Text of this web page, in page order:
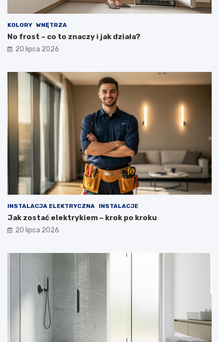
KOLORY WNĘTRZA
No frost – co to znaczy i jak działa?
20 lipca 2026
INSTALACJA ELEKTRYCZNA INSTALACJE
Jak zostać elektrykiem – krok po kroku
20 lipca 2026